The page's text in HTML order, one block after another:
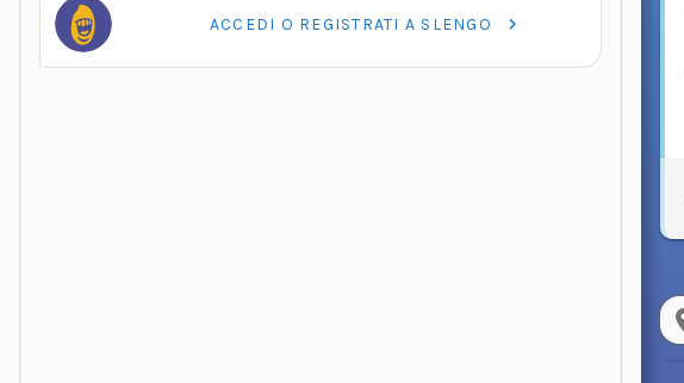
ACCEDI O REGISTRATI A SLENGO